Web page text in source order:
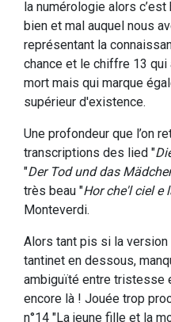
la numérologie alors
bien et mal auquel nous
représentant la
chance et le chiffre 13
mort mais qui marque
supérieur d'existence.
Une profondeur que l’on
transcriptions des lied "
"Der Tod und das
très beau "Hor che'l ciel e
Monteverdi.
Alors tant pis si la version
tantinet en dessous,
ambiguïté entre tristesse
encore là ! Jouée trop
n°14 "La jeune fille et la